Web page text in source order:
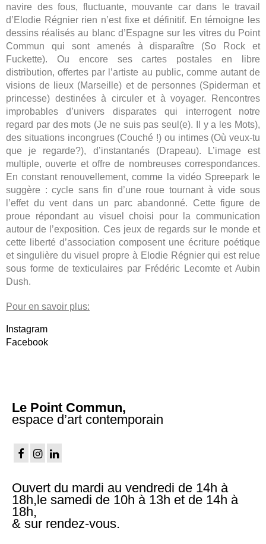
navire des fous, fluctuante, mouvante car dans le travail
d’Elodie Régnier rien n’est fixe et définitif. En témoigne les
dessins réalisés au blanc d’Espagne sur les vitres du Point
Commun qui sont amenés à disparaître (So Rock et
Fuckette). Ou encore ses cartes postales en libre
distribution, offertes par l’artiste au public, comme autant de
visions de lieux (Marseille) et de personnes (Spiderman et
princesse) destinées à circuler et à voyager. Rencontres
improbables d’univers disparates qui interrogent notre
regard par des mots (Je ne suis pas seul(e). Il y a les Mots),
des situations incongrues (Couché !) ou intimes (Où veux-tu
que je regarde?), d’instantanés (Drapeau). L’image est
multiple, ouverte et offre de nombreuses correspondances.
En constant renouvellement, comme la vidéo Spreepark le
suggère : cycle sans fin d’une roue tournant à vide sous
l’effet du vent dans un parc abandonné. Cette figure de
proue répondant au visuel choisi pour la communication
autour de l’exposition. Ces jeux de regards sur le monde et
cette liberté d’association composent une écriture poétique
et singulière du visuel propre à Elodie Régnier qui est relue
sous forme de texticulaires par Frédéric Lecomte et Aubin
Dush.
Pour en savoir plus:
Instagram
Facebook
Le Point Commun,
espace d’art contemporain
Ouvert du mardi au vendredi de 14h à
18h,le samedi de 10h à 13h et de 14h à
18h,
& sur rendez-vous.